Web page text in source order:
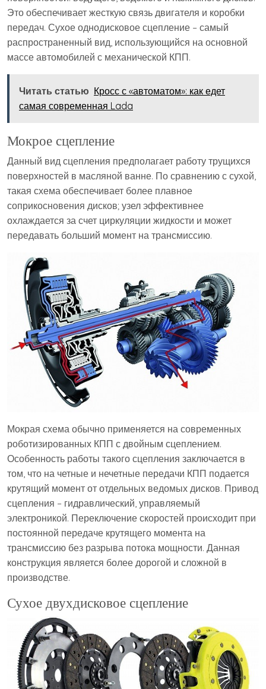
Это обеспечивает жесткую связь двигателя и коробки
передач. Сухое однодисковое сцепление – самый
распространенный вид, использующийся на основной
массе автомобилей с механической КПП.
Читать статью Кросс с «автоматом»: как едет
самая современная Lada
Мокрое сцепление
Данный вид сцепления предполагает работу трущихся
поверхностей в масляной ванне. По сравнению с сухой,
такая схема обеспечивает более плавное
соприкосновения дисков; узел эффективнее
охлаждается за счет циркуляции жидкости и может
передавать больший момент на трансмиссию.
Мокрая схема обычно применяется на современных
роботизированных КПП с двойным сцеплением.
Особенность работы такого сцепления заключается в
том, что на четные и нечетные передачи КПП подается
крутящий момент от отдельных ведомых дисков. Привод
сцепления – гидравлический, управляемый
электроникой. Переключение скоростей происходит при
постоянной передаче крутящего момента на
трансмиссию без разрыва потока мощности. Данная
конструкция является более дорогой и сложной в
производстве.
Сухое двухдисковое сцепление